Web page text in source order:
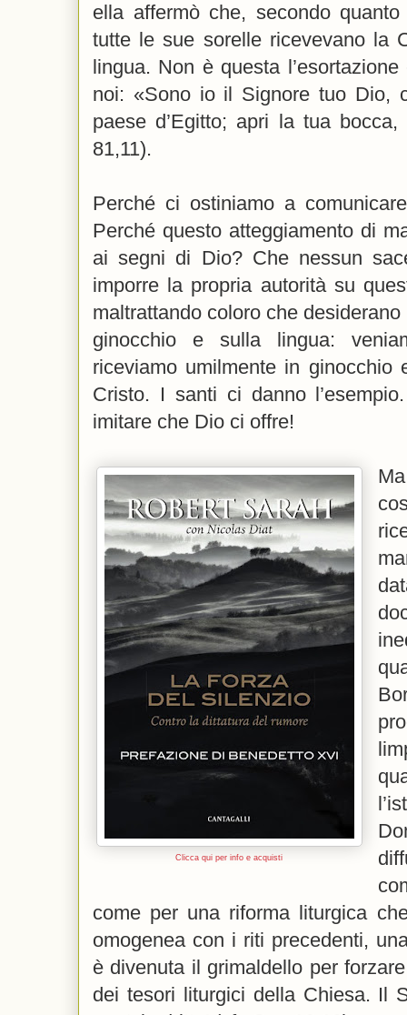
ella affermò che, secondo
tutte le sue sorelle ricevevano la
lingua. Non è questa
noi: «Sono io il Signore tuo Dio,
paese d’Egitto; apri la tua
81,11).
Perché ci ostiniamo a
Perché questo atteggiamento di
ai segni di Dio? Che nessun
imporre la propria autorità su
maltrattando coloro che
ginocchio e sulla lingua:
riceviamo umilmente in
Cristo. I santi ci danno
imitare che Dio ci offre!
Clicca qui per info e acquisti
come per una riforma liturgica
omogenea con i riti precedenti,
è divenuta il grimaldello per
dei tesori liturgici della Chiesa. Il